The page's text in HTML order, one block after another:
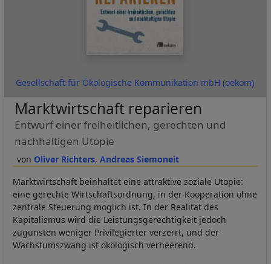
Gesellschaft für Ökologische Kommunikation mbH (oekom)
Oliver Richters Andreas Siemoneit
Marktwirtschaft reparieren
Entwurf einer freiheitlichen, gerechten und
nachhaltigen Utopie
Marktwirtschaft beinhaltet eine attraktive soziale Utopie:
eine gerechte Wirtschaftsordnung, in der Kooperation ohne
zentrale Steuerung möglich ist. In der Realität des
Kapitalismus wird die Leistungsgerechtigkeit jedoch
zugunsten weniger Privilegierter verzerrt, und der
Wachstumszwang ist ökologisch verheerend.